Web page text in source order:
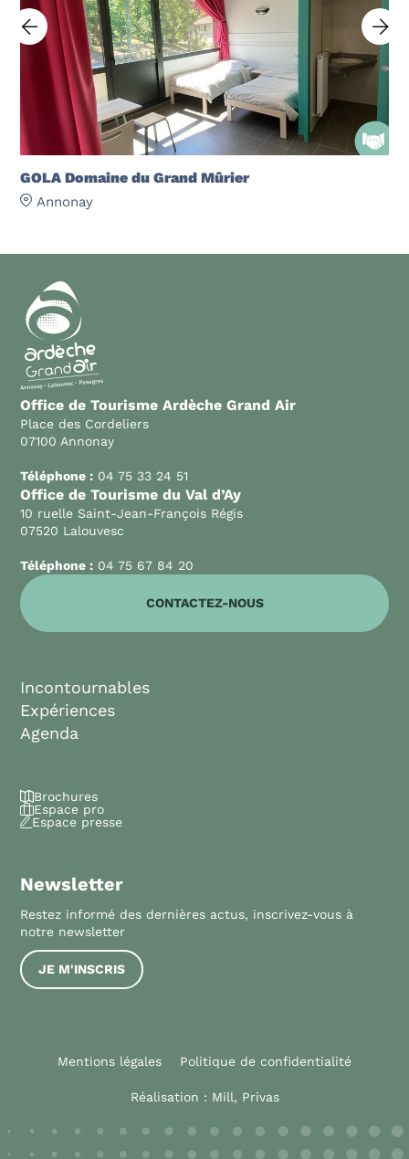
GOLA Domaine du Grand Mûrier
Annonay
Office de Tourisme Ardèche Grand Air
Place des Cordeliers
07100 Annonay
Téléphone : 04 75 33 24 51
Office de Tourisme du Val d’Ay
10 ruelle Saint-Jean-François Régis
07520 Lalouvesc
Téléphone : 04 75 67 84 20
CONTACTEZ-NOUS
Incontournables
Expériences
Agenda
Brochures
Espace pro
Espace presse
Newsletter
Restez informé des dernières actus, inscrivez-vous à
notre newsletter
JE M'INSCRIS
Mentions légales Politique de confidentialité
Réalisation : Mill, Privas